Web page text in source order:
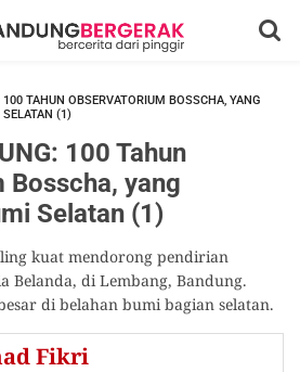
TAHUN OBSERVATORIUM BOSSCHA, YANG
SELATAN (1)
100 Tahun
Bosscha, yang
Selatan (1)
kuat mendorong pendirian
Belanda, di Lembang, Bandung.
di belahan bumi bagian selatan.
Fikri